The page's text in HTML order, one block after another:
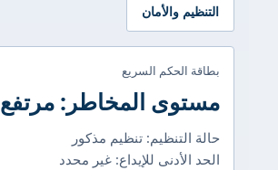
التنظيم والأمان
بطاقة الحكم السريع
مستوى المخاطر: مرتفع
حالة التنظيم: تنظيم مذكور
الحد الأدنى للإيداع: غير محدد